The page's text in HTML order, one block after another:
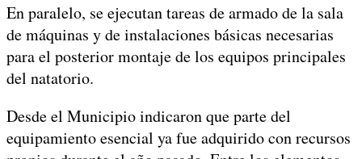
En paralelo, se ejecutan tareas de armado de la sala
de máquinas y de instalaciones básicas necesarias
para el posterior montaje de los equipos principales
del natatorio.
Desde el Municipio indicaron que parte del
equipamiento esencial ya fue adquirido con recursos